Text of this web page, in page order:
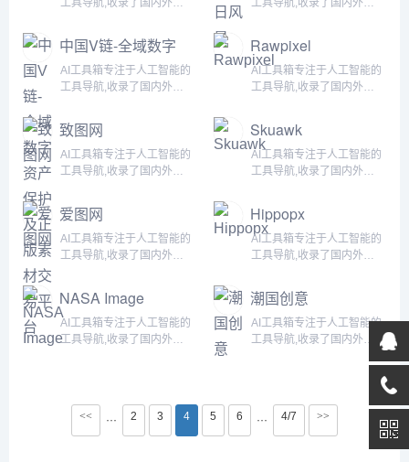
工具导航,收录了国内外
供丰富的AI资源。帮助您加
入人工智能浪潮，自动化高
效完成任务！...
工具导航,收录了国内外
入人工智能浪潮，自动化高
效完成任务！...
中国V链-全域数字
资产保护及正版素
材交易平台
AI工具箱专注于人工智能的
工具导航,收录了国内外
供丰富的AI资源。帮助您加
入人工智能浪潮，自动化高
效完成任务！...
Rawpixel
AI工具箱专注于人工智能的
工具导航,收录了国内外
入人工智能浪潮，自动化高
效完成任务！...
致图网
AI工具箱专注于人工智能的
工具导航,收录了国内外
供丰富的AI资源。帮助您加
入人工智能浪潮，自动化高
效完成任务！...
Skuawk
AI工具箱专注于人工智能的
工具导航,收录了国内外
入人工智能浪潮，自动化高
效完成任务！...
爱图网
AI工具箱专注于人工智能的
工具导航,收录了国内外
入人工智能浪潮，自动化高
效完成任务！...
Hippopx
AI工具箱专注于人工智能的
工具导航,收录了国内外
供丰富的AI资源。帮助您加
入人工智能浪潮，自动化高
效完成任务！...
NASA Image
AI工具箱专注于人工智能的
工具导航,收录了国内外
效完成任务！...
潮国创意
AI工具箱专注于人工智能的
工具导航,收录了国内外
入人工智能浪潮，自动化高
效完成任务！...
<<
··· 2 3 4 5 6 ··· 4/7 >>